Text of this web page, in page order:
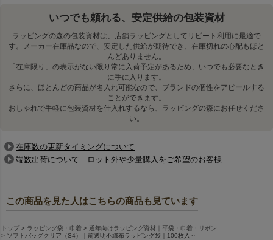
いつでも頼れる、安定供給の包装資材
ラッピングの森の包装資材は、店舗ラッピングとしてリピート利用に最適で
す。メーカー在庫品なので、安定した供給が期待でき、在庫切れの心配もほと
んどありません。
「在庫限り」の表示がない限り常に入荷予定があるため、いつでも必要なとき
に手に入ります。
さらに、ほとんどの商品が名入れ可能なので、ブランドの個性をアピールする
ことができます。
おしゃれで手軽に包装資材を仕入れするなら、ラッピングの森にお任せくださ
い。
在庫数の更新タイミングについて
端数出荷について｜ロット外や少量購入をご希望のお客様
この商品を見た人はこちらの商品も見ています
トップ ラッピング袋・巾着
通年向けラッピング資材｜平袋・巾着・リボン
ソフトバッグクリア（S4）｜前透明不織布ラッピング袋｜100枚入～